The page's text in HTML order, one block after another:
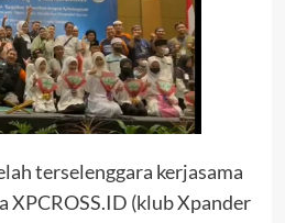
terselenggara kerjasama
XPCROSS.ID (klub Xpander